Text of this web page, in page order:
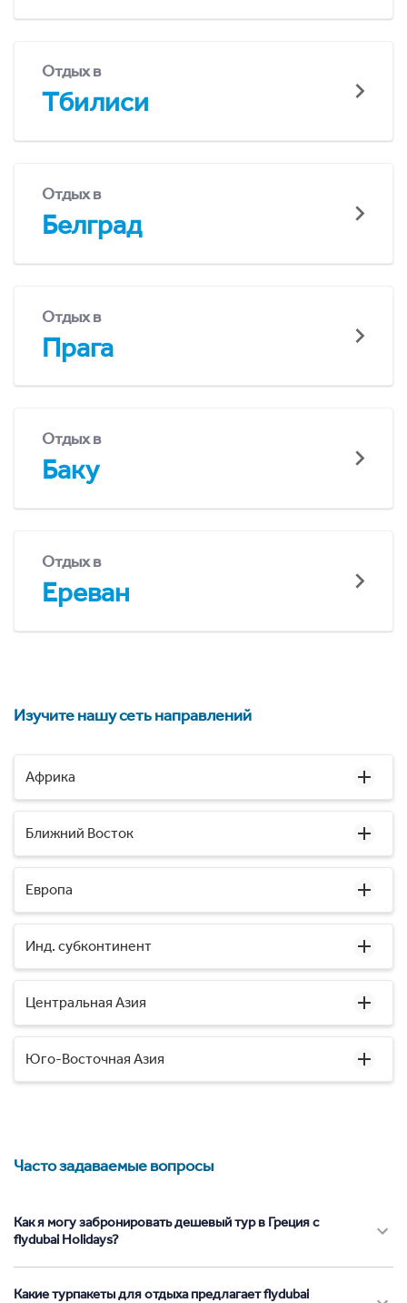
Отдых в
Тбилиси
Отдых в
Белград
Отдых в
Прага
Отдых в
Баку
Отдых в
Ереван
Изучите нашу сеть направлений
Африка
Ближний Восток
Европа
Инд. субконтинент
Центральная Азия
Юго-Восточная Азия
Часто задаваемые вопросы
Как я могу забронировать дешевый тур в Греция с
flydubai Holidays?
Какие турпакеты для отдыха предлагает flydubai